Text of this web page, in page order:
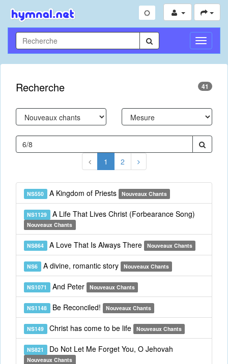
Toggle
Recherche 41
1 2
NS550 A Kingdom of Priests Nouveaux Chants
NS1129 A Life That Lives Christ (Forbearance Song)
Nouveaux Chants
NS864 A Love That Is Always There Nouveaux Chants
NS6 A divine, romantic story Nouveaux Chants
NS1071 And Peter Nouveaux Chants
NS1148 Be Reconciled! Nouveaux Chants
NS149 Christ has come to be life Nouveaux Chants
NS821 Do Not Let Me Forget You, O Jehovah
Nouveaux Chants